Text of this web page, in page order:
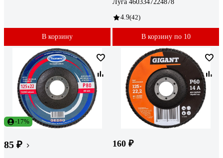
В корзину
Луга 4603347224878
4.9(42)
В корзину по 10
-17%
85 ₽ 160 ₽